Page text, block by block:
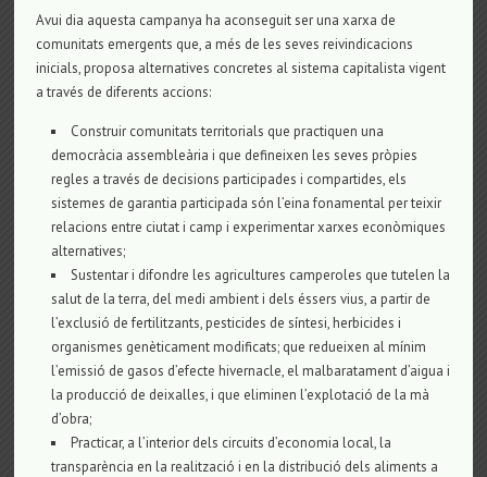
Avui dia aquesta campanya ha aconseguit ser una xarxa de
comunitats emergents que, a més de les seves reivindicacions
inicials, proposa alternatives concretes al sistema capitalista vigent
a través de diferents accions:
Construir comunitats territorials que practiquen una
democràcia assembleària i que defineixen les seves pròpies
regles a través de decisions participades i compartides, els
sistemes de garantia participada són l’eina fonamental per teixir
relacions entre ciutat i camp i experimentar xarxes econòmiques
alternatives;
Sustentar i difondre les agricultures camperoles que tutelen la
salut de la terra, del medi ambient i dels éssers vius, a partir de
l’exclusió de fertilitzants, pesticides de síntesi, herbicides i
organismes genèticament modificats; que redueixen al mínim
l’emissió de gasos d’efecte hivernacle, el malbaratament d’aigua i
la producció de deixalles, i que eliminen l’explotació de la mà
d’obra;
Practicar, a l’interior dels circuits d’economia local, la
transparència en la realització i en la distribució dels aliments a